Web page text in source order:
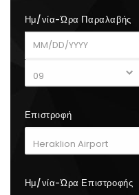
Ημ/νία-Ώρα Παραλαβής
Επιστροφή
Ημ/νία-Ώρα Επιστροφής